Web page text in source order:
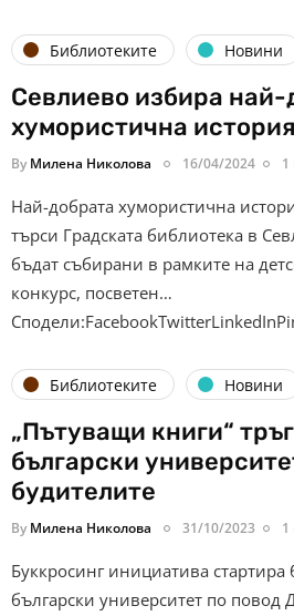
Библиотеките Новини
Севлиево избира най-
хумористична история
By Милена Николова 16/04/2024 1
Най-добрата хумористична
търси Градската библиотека в
бъдат събирани в рамките на
конкурс, посветен…
Библиотеките Новини
„Пътуващи книги“
български
будителите
By Милена Николова 31/10/2023 1
Буккросинг инициатива
български университет по повод